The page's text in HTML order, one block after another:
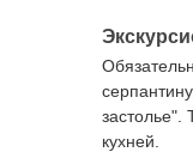
застолье".
кухней.